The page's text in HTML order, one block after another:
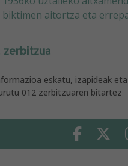
biktimen aitortza eta
zerbitzua
eskatu, izapideak
012 zerbitzuaren bitartez
Facebook